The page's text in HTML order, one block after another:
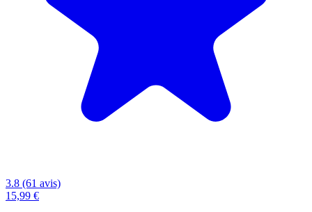
3.8 (61 avis)
15,99 €